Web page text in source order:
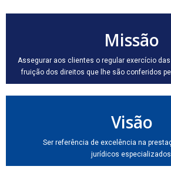
Missão
Assegurar aos clientes o regular exercício
fruição dos direitos que lhe são conferidos
Visão
Ser referência de excelência na
jurídicos